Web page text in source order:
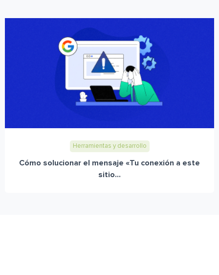
Herramientas y desarrollo
Cómo solucionar el mensaje «Tu conexión a este
sitio...